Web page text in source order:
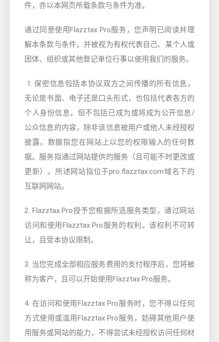
件，亦以本网页所载条款与条件为准。
通过同意使用Flazztax Pro服务，您声明已阅读并理
解本条款与条件，并被视为有权代表自己、某个人或
团体、组织或其他登记单位行事以使用我们的服务。
1.保密信息包括本协议双方之间传播的所有信息，
无论是书面、电子还是口头形式，也包括代表各方的
个人身份信息，但不包括已成为或将成为公开信息/
公众信息的内容，除非该信息被用户或他人未经授权
披露。数据指您在网站上以您的权限输入的任何数
据。服务指通过网站提供的服务（且可能不时更改或
更新）。所述网站指位于pro.flazztax.com域名下的
互联网网站。
2. Flazztax Pro授予您根据所选服务类型，通过网站
访问和使用Flazztax Pro服务的权利。该权利不可转
让，且受本协议限制。
3. 当您完成全部相应服务费用的支付程序后，您将被
称为客户，且可以开始使用Flazztax Pro服务。
4. 在访问和使用Flazztax Pro服务时，您不得以任何
方式使用或滥用Flazztax Pro服务，妨碍其他用户使
用服务或网站的能力，不得尝试未经授权访问任何材